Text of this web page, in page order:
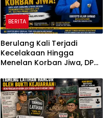
BERITA
Berulang Kali Terjadi
Kecelakaan Hingga
Menelan Korban Jiwa, DPD
Penghentian Aktivitas
Hauling dan Evaluasi Total
Perizinan PT Sultra Prima
Lestari